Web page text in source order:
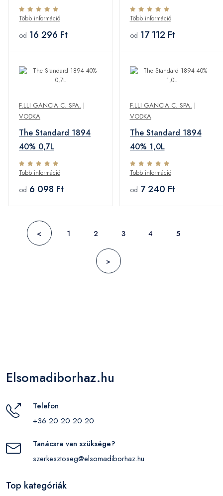
Több információ
od 16 296 Ft
40% 0,7L
Több információ
od 17 112 Ft
F.LLI GANCIA C. SPA. |
VODKA
The Standard 1894
40% 0,7L
Több információ
od 6 098 Ft
F.LLI GANCIA C. SPA. |
VODKA
The Standard 1894
40% 1,0L
Több információ
od 7 240 Ft
< 1 2 3 4 5
>
Elsomadiborhaz.hu
Telefon
+36 20 20 20 20
Tanácsra van szüksége?
szerkesztoseg@elsomadiborhaz.hu
Top kategóriák